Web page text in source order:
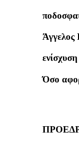
Άγγελος
Όσο